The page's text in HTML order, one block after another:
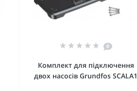
0
Комплект для підключення
двох насосів Grundfos SCALA1